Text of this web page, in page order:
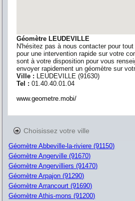
Géomètre LEUDEVILLE
N'hésitez pas à nous contacter pour
pour une intervention rapide sur votre
sont à votre disposition pour vous
envoyer rapidement un géomètre sur
Ville :
LEUDEVILLE (91630)
Tel :01.40.40.01.04
www.geometre.mobi/
Choisissez votre ville
Géomètre Abbeville-la-riviere (91150)
Géomètre Angerville (91670)
Géomètre Angervilliers (91470)
Géomètre Arpajon (91290)
Géomètre Arrancourt (91690)
Géomètre Athis-mons (91200)